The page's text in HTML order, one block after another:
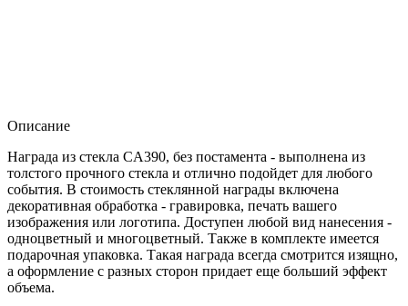
Описание
Награда из стекла CA390, без постамента - выполнена из
толстого прочного стекла и отлично подойдет для любого
события. В стоимость стеклянной награды включена
декоративная обработка - гравировка, печать вашего
изображения или логотипа. Доступен любой вид нанесения -
одноцветный и многоцветный. Также в комплекте имеется
подарочная упаковка. Такая награда всегда смотрится изящно,
а оформление с разных сторон придает еще больший эффект
объема.